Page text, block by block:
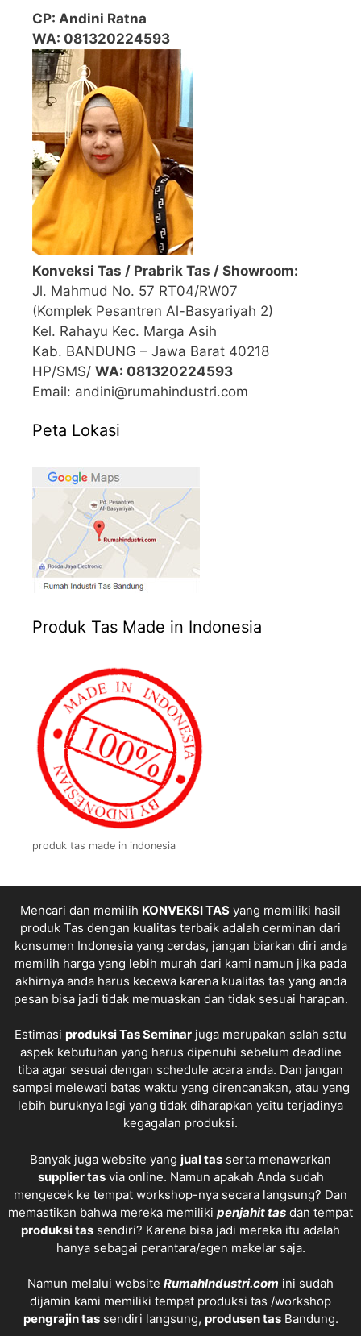
CP: Andini Ratna
WA: 081320224593
Konveksi Tas / Prabrik Tas / Showroom:
Jl. Mahmud No. 57 RT04/RW07
(Komplek Pesantren Al-Basyariyah 2)
Kel. Rahayu Kec. Marga Asih
Kab. BANDUNG – Jawa Barat 40218
HP/SMS/ WA: 081320224593
Email: andini@rumahindustri.com
Peta Lokasi
Produk Tas Made in Indonesia
produk tas made in indonesia
Mencari dan memilih KONVEKSI TAS yang memiliki hasil
produk Tas dengan kualitas terbaik adalah cerminan dari
konsumen Indonesia yang cerdas, jangan biarkan diri anda
memilih harga yang lebih murah dari kami namun jika pada
akhirnya anda harus kecewa karena kualitas tas yang anda
pesan bisa jadi tidak memuaskan dan tidak sesuai harapan.
Estimasi produksiTas Seminar juga merupakan salah satu
aspek kebutuhan yang harus dipenuhi sebelum deadline
tiba agar sesuai dengan schedule acara anda. Dan jangan
sampai melewati batas waktu yang direncanakan, atau yang
lebih buruknya lagi yang tidak diharapkan yaitu terjadinya
kegagalan produksi.
Banyak juga website yang jual tas serta menawarkan
supplier tasvia online. Namun apakah Anda sudah
mengecek ke tempat workshop-nya secara langsung? Dan
memastikan bahwa mereka memiliki penjahit tas dan tempat
produksi tas sendiri? Karena bisa jadi mereka itu adalah
hanya sebagai perantara/agen makelar saja.
Namun melalui website RumahIndustri.com ini sudah
dijamin kami memiliki tempat produksi tas /workshop
pengrajin tassendiri langsung, produsen tasBandung.